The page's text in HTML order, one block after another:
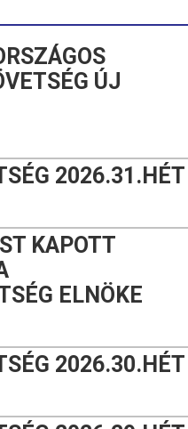
ÚJ
2026.31.HÉT
KAPOTT
ELNÖKE
2026.30.HÉT